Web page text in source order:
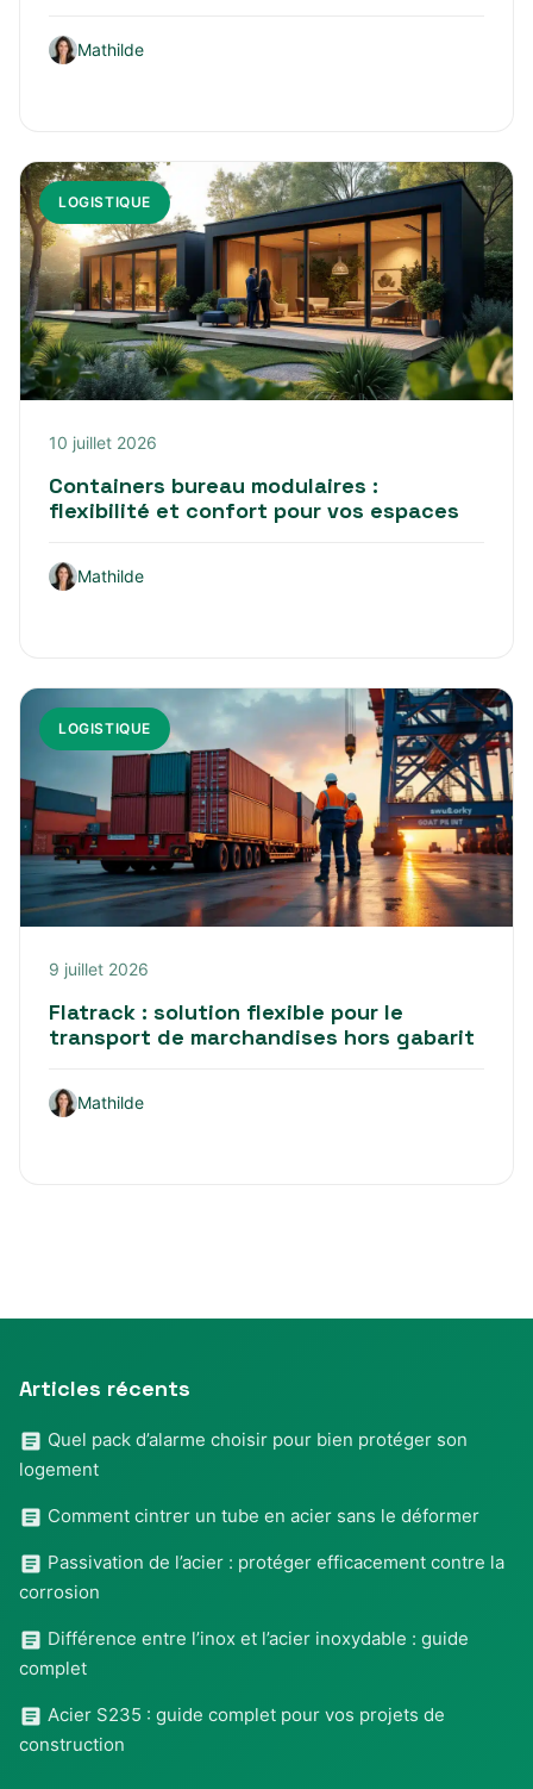
Mathilde
LOGISTIQUE
10 juillet 2026
Containers bureau modulaires :
flexibilité et confort pour vos espaces
Mathilde
LOGISTIQUE
9 juillet 2026
Flatrack : solution flexible pour le
transport de marchandises hors gabarit
Mathilde
Articles récents
Quel pack d’alarme choisir pour bien protéger son
logement
Comment cintrer un tube en acier sans le déformer
Passivation de l’acier : protéger efficacement contre la
corrosion
Différence entre l’inox et l’acier inoxydable : guide
complet
Acier S235 : guide complet pour vos projets de
construction